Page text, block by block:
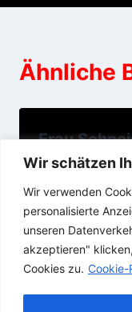
Wir schätzen
Wir verwenden
personalisierte
unseren
akzeptieren"
Cookies zu. Cookie-
Ähnliche
Frau
im Salon
01/12/2017